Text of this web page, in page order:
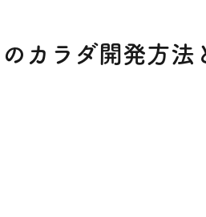
カラダ開発方法